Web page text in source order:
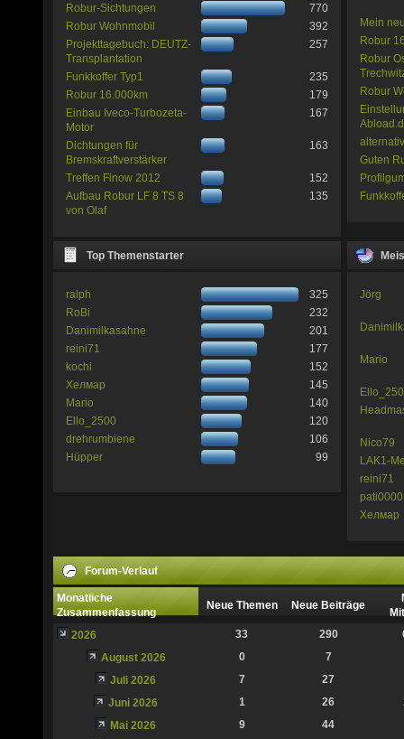
Robur-Sichtungen
770
Robur Wohnmobil
392
Projekttagebuch: DEUTZ-
Transplantation
257
Funkkoffer Typ1
235
Robur 16.000km
179
Einbau Iveco-Turbozeta-
Motor
167
Dichtungen für
Bremskraftverstärker
163
Treffen Finow 2012
152
Aufbau Robur LF 8 TS 8
von Olaf
135
Mein
Robur
Robur
Robur
Guten
Top Themenstarter
ralph
325
RoBi
232
Danimilkasahne
201
reini71
177
kochi
152
Хелмар
145
Mario
140
Ello_2500
120
drehrumbiene
106
Hüpper
99
Jörg
Mario
Nico79
LAK1-
reini71
Хелмар
Forum-Verlauf
Monatliche
Zusammenfassung
Neue Themen Neue Beiträge
2026
33 290
August 2026
0
7
Juli 2026
7
27
Juni 2026
1 26
Mai 2026
9
44